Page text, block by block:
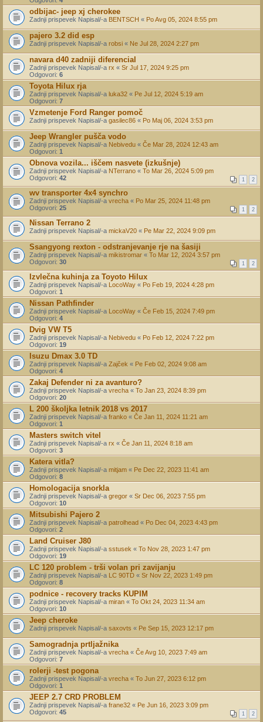
odbijac- jeep xj cherokee
Zadnji prispevek Napisal/-a BENTSCH « Po Avg 05, 2024 8:55 pm
pajero 3.2 did esp
Zadnji prispevek Napisal/-a robsi « Ne Jul 28, 2024 2:27 pm
navara d40 zadniji diferencial
Zadnji prispevek Napisal/-a rx « Sr Jul 17, 2024 9:25 pm
Odgovori: 6
Toyota Hilux rja
Zadnji prispevek Napisal/-a luka32 « Pe Jul 12, 2024 5:19 am
Odgovori: 7
Vzmetenje Ford Ranger pomoč
Zadnji prispevek Napisal/-a gasilec86 « Po Maj 06, 2024 3:53 pm
Jeep Wrangler pušča vodo
Zadnji prispevek Napisal/-a Nebivedu « Če Mar 28, 2024 12:43 am
Odgovori: 1
Obnova vozila... iščem nasvete (izkušnje)
Zadnji prispevek Napisal/-a NTerrano « To Mar 26, 2024 5:09 pm
Odgovori: 42 1 2
wv transporter 4x4 synchro
Zadnji prispevek Napisal/-a vrecha « Po Mar 25, 2024 11:48 pm
Odgovori: 25 1 2
Nissan Terrano 2
Zadnji prispevek Napisal/-a mickaV20 « Pe Mar 22, 2024 9:09 pm
Ssangyong rexton - odstranjevanje rje na šasiji
Zadnji prispevek Napisal/-a mikistromar « To Mar 12, 2024 3:57 pm
Odgovori: 30 1 2
Izvlečna kuhinja za Toyoto Hilux
Zadnji prispevek Napisal/-a LocoWay « Po Feb 19, 2024 4:28 pm
Odgovori: 1
Nissan Pathfinder
Zadnji prispevek Napisal/-a LocoWay « Če Feb 15, 2024 7:49 pm
Odgovori: 4
Dvig VW T5
Zadnji prispevek Napisal/-a Nebivedu « Po Feb 12, 2024 7:22 pm
Odgovori: 19
Isuzu Dmax 3.0 TD
Zadnji prispevek Napisal/-a Zajček « Pe Feb 02, 2024 9:08 am
Odgovori: 4
Zakaj Defender ni za avanturo?
Zadnji prispevek Napisal/-a vrecha « To Jan 23, 2024 8:39 pm
Odgovori: 20
L 200 školjka letnik 2018 vs 2017
Zadnji prispevek Napisal/-a franko « Če Jan 11, 2024 11:21 am
Odgovori: 1
Masters switch vitel
Zadnji prispevek Napisal/-a rx « Če Jan 11, 2024 8:18 am
Odgovori: 3
Katera vitla?
Zadnji prispevek Napisal/-a mitjam « Pe Dec 22, 2023 11:41 am
Odgovori: 8
Homologacija snorkla
Zadnji prispevek Napisal/-a gregor « Sr Dec 06, 2023 7:55 pm
Odgovori: 10
Mitsubishi Pajero 2
Zadnji prispevek Napisal/-a patrolhead « Po Dec 04, 2023 4:43 pm
Odgovori: 2
Land Cruiser J80
Zadnji prispevek Napisal/-a sstusek « To Nov 28, 2023 1:47 pm
Odgovori: 19
LC 120 problem - trši volan pri zavijanju
Zadnji prispevek Napisal/-a LC 90TD « Sr Nov 22, 2023 1:49 pm
Odgovori: 8
podnice - recovery tracks KUPIM
Zadnji prispevek Napisal/-a miran « To Okt 24, 2023 11:34 am
Odgovori: 10
Jeep cheroke
Zadnji prispevek Napisal/-a saxovts « Pe Sep 15, 2023 12:17 pm
Samogradnja prtljažnika
Zadnji prispevek Napisal/-a vrecha « Če Avg 10, 2023 7:49 am
Odgovori: 7
rolerji -test pogona
Zadnji prispevek Napisal/-a vrecha « To Jun 27, 2023 6:12 pm
Odgovori: 1
JEEP 2.7 CRD PROBLEM
Zadnji prispevek Napisal/-a frane32 « Pe Jun 16, 2023 3:09 pm
Odgovori: 45 1 2